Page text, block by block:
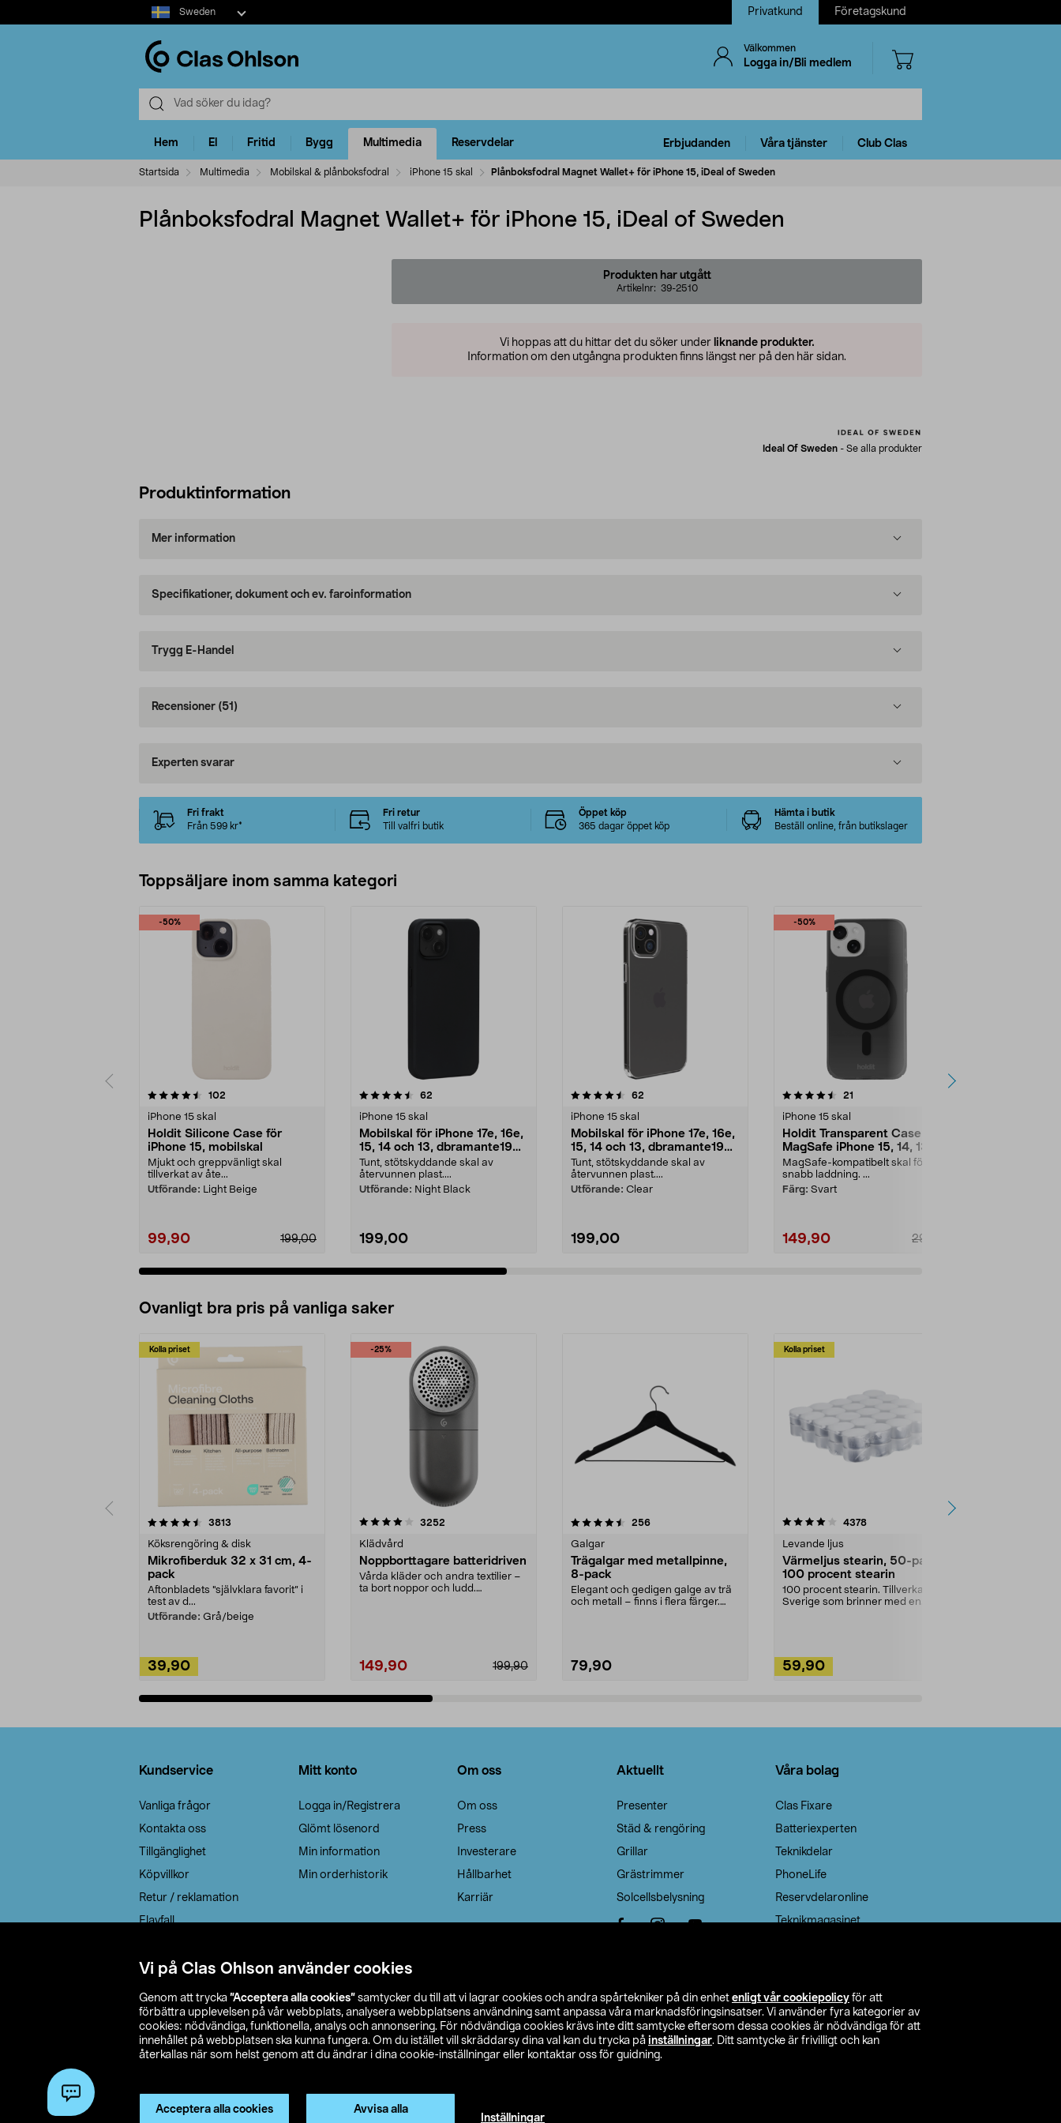
Vi på Clas Ohlson använder cookies
Genom att trycka ”Acceptera alla cookies” samtycker du till att vi lagrar cookies och andra spårtekniker på din enhet enligt vår cookiepolicy för att
förbättra upplevelsen på vår webbplats, analysera webbplatsens användning samt anpassa våra marknadsföringsinsatser. Vi använder fyra kategorier av
cookies: nödvändiga, funktionella, analys och annonsering. För nödvändiga cookies krävs inte ditt samtycke eftersom dessa cookies är nödvändiga för att
innehållet på webbplatsen ska kunna fungera. Om du istället vill skräddarsy dina val kan du trycka på inställningar. Ditt samtycke är frivilligt och kan
återkallas när som helst genom att du ändrar i dina cookie-inställningar eller kontaktar oss för guidning.
Acceptera alla cookies Avvisa alla
Inställningar
Select
market
Sweden Privatkund Företagskund
Välkommen
Logga in/Bli medlem
Hem El Fritid Bygg Multimedia Reservdelar Erbjudanden Våra tjänster Club Clas
Startsida Multimedia Mobilskal & plånboksfodral iPhone 15 skal Plånboksfodral Magnet Wallet+ för iPhone 15, iDeal of Sweden
Plånboksfodral Magnet Wallet+ för iPhone 15, iDeal of Sweden
Produkten har utgått
Artikelnr: 39-2510
Vi hoppas att du hittar det du söker under liknande produkter.
Information om den utgångna produkten finns längst ner på den här sidan.
Ideal Of Sweden - Se alla produkter
Produktinformation
Mer information
Specifikationer, dokument och ev. faroinformation
Trygg E-Handel
Recensioner (51)
Experten svarar
Fri frakt
Från 599 kr*
Fri retur
Till valfri butik
Öppet köp
365 dagar öppet köp
Hämta i butik
Beställ online, från butikslager
Toppsäljare inom samma kategori
-50%
102
iPhone 15 skal
Holdit Silicone Case för
iPhone 15, mobilskal
Mjukt och greppvänligt skal
tillverkat av åte...
Utförande: Light Beige
99,90 199,00
4.5 av 5 stjärnor 62
iPhone 15 skal
Mobilskal för iPhone 17e, 16e,
15, 14 och 13, dbramante1928
Greenland
Tunt, stötskyddande skal av
återvunnen plast....
Utförande: Night Black
199,00
4.5 av 5 stjärnor 62
iPhone 15 skal
Mobilskal för iPhone 17e, 16e,
15, 14 och 13, dbramante1928
Greenland
Tunt, stötskyddande skal av
återvunnen plast....
Utförande: Clear
199,00
-50%
4.5 av 5 stjärnor 21
iPhone 15 skal
Holdit Transparent Case
MagSafe iPhone 15, 14, 13
mobilskal
MagSafe-kompatibelt skal för
snabb laddning. ...
Färg: Svart
149,90 299,00
4.5 av 5 stjärnor
Ovanligt bra pris på vanliga saker
Kolla priset
3813
Köksrengöring & disk
Mikrofiberduk 32 x 31 cm, 4-
pack
Aftonbladets "självklara favorit” i
test av d...
Utförande: Grå/beige
39,90
-25%
4.0av 5 stjärnor 3252
Klädvård
Noppborttagare batteridriven
Vårda kläder och andra textilier –
ta bort noppor och ludd.
199,90
149,90
4.5av 5 stjärnor 256recensioner
Galgar
Trägalgar med metallpinne,
8-pack
Elegant och gedigen galge av trä
och metall – finns i flera färger.
79,90
Kolla priset
4.0av 5 stjärnor 4378recensioner
Levande ljus
Värmeljus stearin, 50-pack,
100 procent stearin
100 procent stearin. Tillverkade i
Sverige som brinner med en
59,90
4.5av 5 stjärnor
Kundservice
Vanliga frågor
Kontakta oss
Tillgänglighet
Köpvillkor
Retur / reklamation
Elavfall
Leveransalternativ
Mitt konto
Logga in/Registrera
Glömt lösenord
Min information
Min orderhistorik
Om oss
Om oss
Press
Investerare
Hållbarhet
Karriär
Aktuellt
Presenter
Städ & rengöring
Grillar
Grästrimmer
Solcellsbelysning
Våra bolag
Clas Fixare
Batteriexperten
Teknikdelar
PhoneLife
Reservdelaronline
Teknikmagasinet